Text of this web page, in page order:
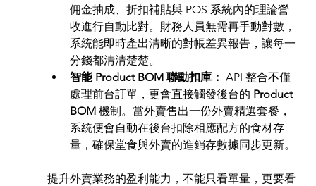
佣金抽成、折扣補貼與 POS 系統內的理論營
收進行自動比對。財務人員無需再手動對數，
系統能即時產出清晰的對帳差異報告，讓每一
分錢都清清楚楚。
智能 Product BOM 聯動扣庫： API 整合不僅
處理前台訂單，更會直接觸發後台的 Product
BOM 機制。當外賣售出一份外賣精選套餐，
系統便會自動在後台扣除相應配方的食材存
量，確保堂食與外賣的進銷存數據同步更新。
提升外賣業務的盈利能力，不能只看單量，更要看